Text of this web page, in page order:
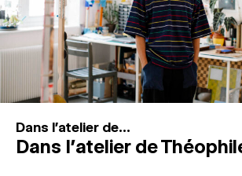
Recherche
Connexion
Dans l'atelier de...
Dans l’atelier de